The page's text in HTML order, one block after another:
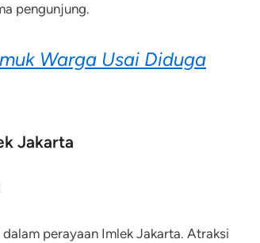
pengunjung.
Warga Usai Diduga
Jakarta
perayaan Imlek Jakarta. Atraksi